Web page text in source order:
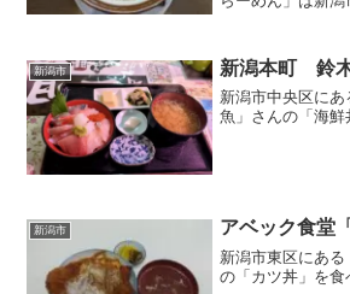
新潟市 新潟本町 鈴木
新潟市中央区に
魚」さんの「海鮮
新潟市 アベック食堂
新潟市東区にあ
の「カツ丼」を食